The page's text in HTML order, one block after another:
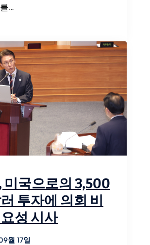
…
미국으로의 3,500
투자에 의회 비
성 시사
월 17일